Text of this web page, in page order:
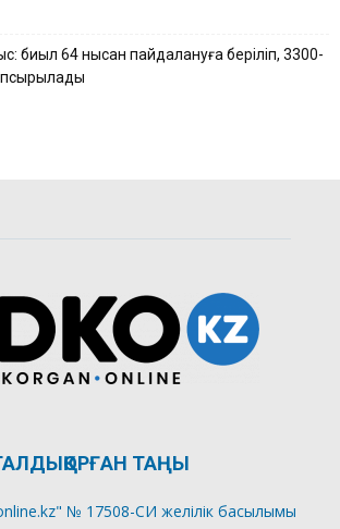
биыл 64 нысан пайдалануға беріліп, 3300-
ТАҢЫ
№ 17508-СИ желілік басылымы